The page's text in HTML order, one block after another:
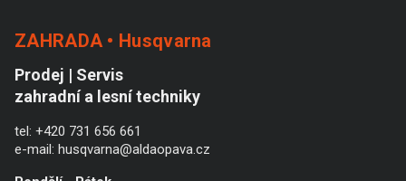
ZAHRADA • Husqvarna
Prodej | Servis
zahradní a lesní techniky
tel: +420 731 656 661
e-mail: husqvarna@aldaopava.cz